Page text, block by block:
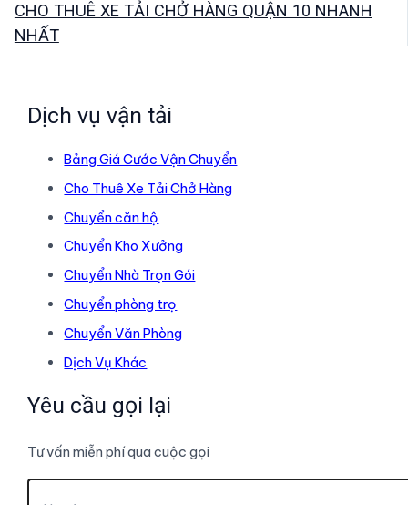
CHO THUÊ XE TẢI CHỞ HÀNG QUẬN 10 NHANH
NHẤT
Dịch vụ vận tải
Bảng Giá Cước Vận Chuyển
Cho Thuê Xe Tải Chở Hàng
Chuyển căn hộ
Chuyển Kho Xưởng
Chuyển Nhà Trọn Gói
Chuyển phòng trọ
Chuyển Văn Phòng
Dịch Vụ Khác
Yêu cầu gọi lại
Tư vấn miễn phí qua cuộc gọi